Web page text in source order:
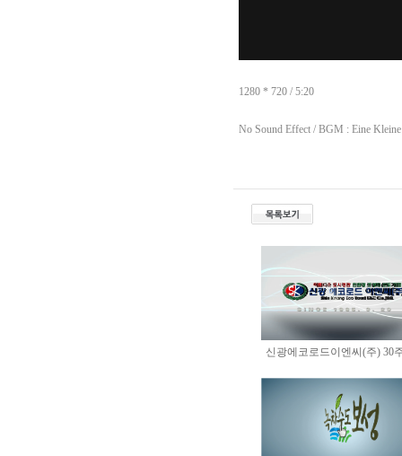
1280 * 720 / 5:20
No Sound Effect / BGM : Eine
신광에코로드이엔씨(주) 30